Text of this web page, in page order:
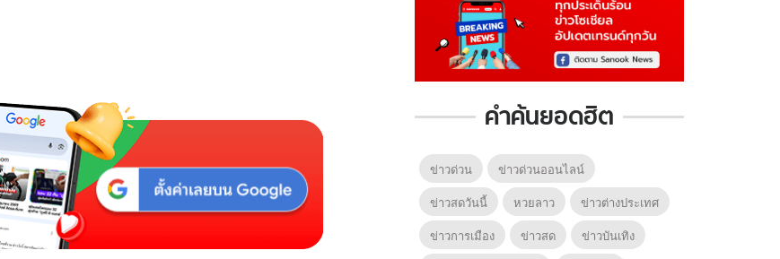
คำค้นยอดฮิต
ข่าวด่วน
ข่าวด่วนออนไลน์
ข่าวสดวันนี้
หวยลาว
ข่าวต่างประเทศ
ข่าวการเมือง
ข่าวสด
ข่าวบันเทิง